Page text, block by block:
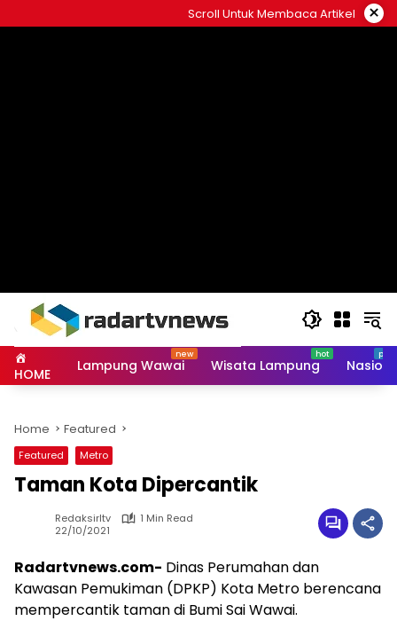
to
Scroll Untuk Membaca Artikel ×
HOME Lampung Wawai Wisata Lampung
Home Featured
Featured Metro
Taman Kota Dipercantik
Redaksirltv
1 Min Read
22/10/2021
Radartvnews.com- Dinas Perumahan dan
Kawasan Pemukiman (DPKP) Kota Metro berencana
mempercantik taman di Bumi Sai Wawai.